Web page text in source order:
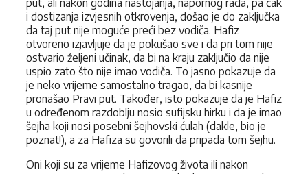
i dostizanja izvjesnih otkrovenja, došao je do zaključka
da taj put nije moguće preći bez vodiča. Hafiz
otvoreno izjavljuje da je pokušao sve i da pri tom nije
ostvario željeni učinak, da bi na kraju zaključio da nije
uspio zato što nije imao vodiča. To jasno pokazuje da
je neko vrijeme samostalno tragao, da bi kasnije
pronašao Pravi put. Također, isto pokazuje da je Hafiz
u određenom razdoblju nosio sufijsku hirku i da je imao
šejha koji nosi posebni šejhovski ćulah (dakle, bio je
poznat!), a za Hafiza su govorili da pripada tom šejhu.
Oni koji su za vrijeme Hafizovog života ili nakon